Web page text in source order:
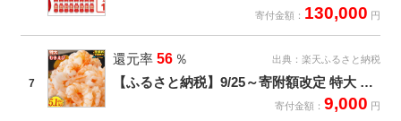
寄付金額： 130,000 円
7
還元率 56 ％ 出典： 楽天ふるさと納税
【ふるさと納税】9/25～寄附額改定 特大 むきえび 850g ～ 5.1kg 高評価 5Lサイズ ぷりぷり 定期便 バナメイエビ 楽天限定 大型 えび 訳あり サイズ不揃い 下処理不要 背ワタなし むき身 小分けで使いやすい 冷凍 ランキング急上昇 大阪府 泉佐野市 KGCP
寄付金額：9,000 円